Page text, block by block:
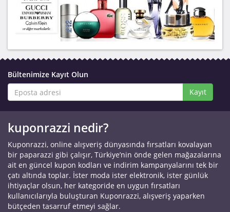
Bültenimize Kayıt Olun
Kayıt
kuponrazzi nedir?
Kuponrazzi, online alışveriş dünyasında fırsatları kovalayan
bir paparazzi gibi çalışır, Türkiye’nin önde gelen mağazalarına
ait en güncel kupon kodları ve indirim kampanyalarını tek bir
çatı altında toplar. İster moda ister elektronik, ister günlük
ihtiyaçlar olsun, her kategoride en uygun fırsatları
kullanıcılarıyla buluşturan Kuponrazzi, alışveriş yaparken
bütçeden tasarruf etmeyi sağlar.